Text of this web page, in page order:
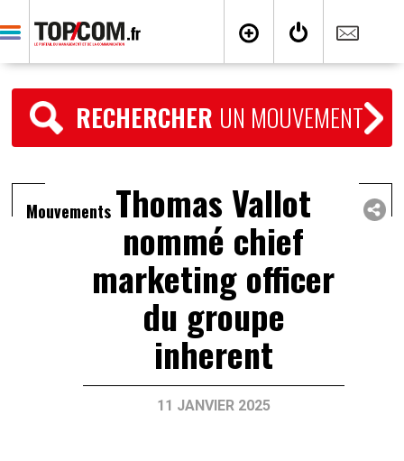
RECHERCHER UN MOUVEMENT
Mouvements Thomas Vallot
nommé chief
marketing officer
du groupe
inherent
11 JANVIER 2025